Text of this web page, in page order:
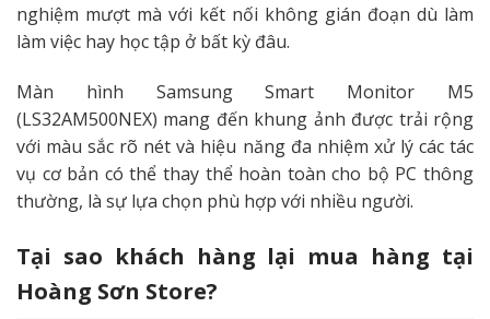
nghiệm mượt mà với kết nối không gián đoạn dù làm
làm việc hay học tập ở bất kỳ đâu.
Màn hình Samsung Smart Monitor M5
(LS32AM500NEX) mang đến khung ảnh được trải rộng
với màu sắc rõ nét và hiệu năng đa nhiệm xử lý các tác
vụ cơ bản có thể thay thể hoàn toàn cho bộ PC thông
thường, là sự lựa chọn phù hợp với nhiều người.
Tại sao khách hàng lại mua hàng tại
Hoàng Sơn Store?